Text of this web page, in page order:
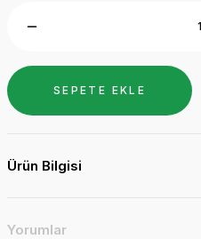
SEPETE EKLE
Ürün Bilgisi
Yorumlar